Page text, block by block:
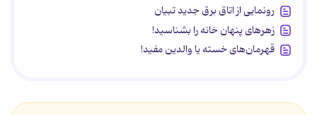
رونمایی از اتاق برق جدید تبیان
زهرهای پنهان خانه را بشناسید!
قهرمان‌های خسته یا والدین مفید!